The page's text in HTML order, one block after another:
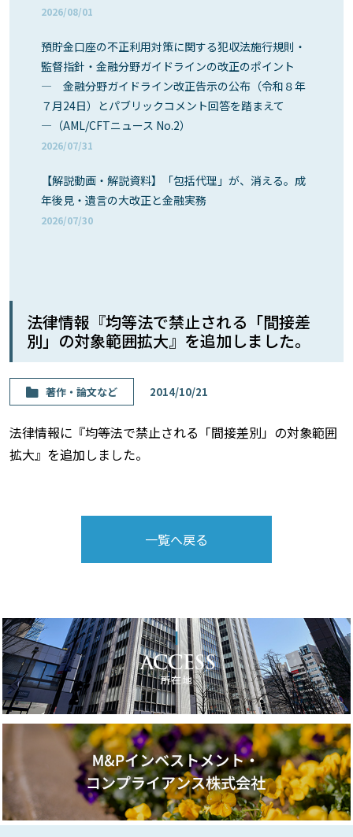
2026/08/01
預貯金口座の不正利用対策に関する犯収法施行規則・
監督指針・金融分野ガイドラインの改正のポイント
― 金融分野ガイドライン改正告示の公布（令和８年
７月24日）とパブリックコメント回答を踏まえて
―（AML/CFTニュース No.2）
2026/07/31
【解説動画・解説資料】「包括代理」が、消える。成
年後見・遺言の大改正と金融実務
2026/07/30
法律情報『均等法で禁止される「間接差
別」の対象範囲拡大』を追加しました。
著作・論⽂など 2014/10/21
法律情報に『均等法で禁止される「間接差別」の対象範囲
拡大』を追加しました。
一覧へ戻る